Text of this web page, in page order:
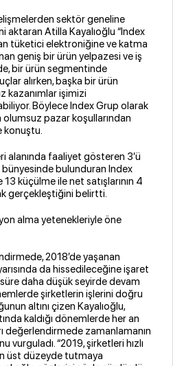
sektör geneline
aktaran Atilla Kayalıoğlu “Index
tüketici elektroniğine ve katma
geniş bir ürün yelpazesi ve iş
bir ürün segmentinde
alırken, başka bir ürün
kazanımlar işimizi
Böylece Index Grup olarak
pazar koşullarından
konuştu.
alanında faaliyet gösteren 3’ü
bulunduran Index
13 küçülme ile net satışlarının 4
gerçekleştiğini belirtti.
alma yetenekleriyle öne
2018’de yaşanan
da hissedileceğine işaret
süre daha düşük seyirde devam
şirketlerin işlerini doğru
altını çizen Kayalıoğlu,
kaldığı dönemlerde her an
değerlendirmede zamanlamanın
“2019, şirketleri hızlı
üst düzeyde tutmaya